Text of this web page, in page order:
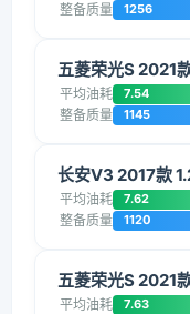
整备质量 1256
五菱荣光S 2021
平均油耗 7.54
整备质量 1145
长安V3 2017款
平均油耗 7.62
整备质量 1120
五菱荣光S 2021
平均油耗 7.63